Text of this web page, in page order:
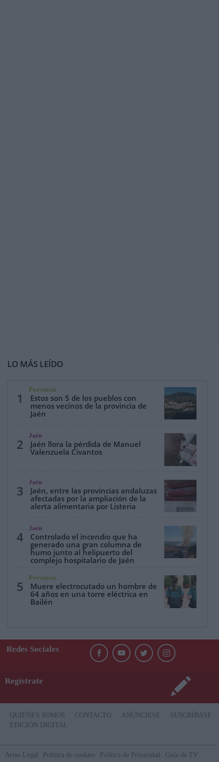
LO MÁS LEÍDO
1
Provincia
Estos son 5 de los pueblos con
menos vecinos de la provincia de
Jaén
2
Jaén
Jaén llora la pérdida de Manuel
Valenzuela Civantos
3
Jaén
Jaén, entre las provincias andaluzas
afectadas por la ampliación de la
alerta alimentaria por Listeria
4
Jaén
Controlado el incendio que ha
generado una gran columna de
humo junto al helipuerto del
complejo hospitalario de Jaén
5
Provincia
Muere electrocutado un hombre de
64 años en una torre eléctrica en
Bailén
Redes Sociales
Regístrate
QUIÉNES SOMOS CONTACTO ANÚNCIESE
SUSCRÍBASE
EDICIÓN DIGITAL
Aviso Legal Politica de cookies Política de Privacidad Guía de TV